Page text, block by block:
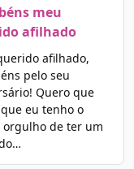
meu
afilhado
afilhado,
pelo seu
Quero que
eu tenho o
orgulho de ter um